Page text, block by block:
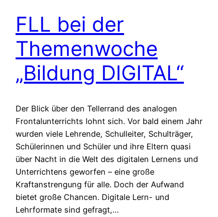
FLL bei der
Themenwoche
„Bildung DIGITAL“
Der Blick über den Tellerrand des analogen
Frontalunterrichts lohnt sich. Vor bald einem Jahr
wurden viele Lehrende, Schulleiter, Schulträger,
Schülerinnen und Schüler und ihre Eltern quasi
über Nacht in die Welt des digitalen Lernens und
Unterrichtens geworfen – eine große
Kraftanstrengung für alle. Doch der Aufwand
bietet große Chancen. Digitale Lern- und
Lehrformate sind gefragt,…